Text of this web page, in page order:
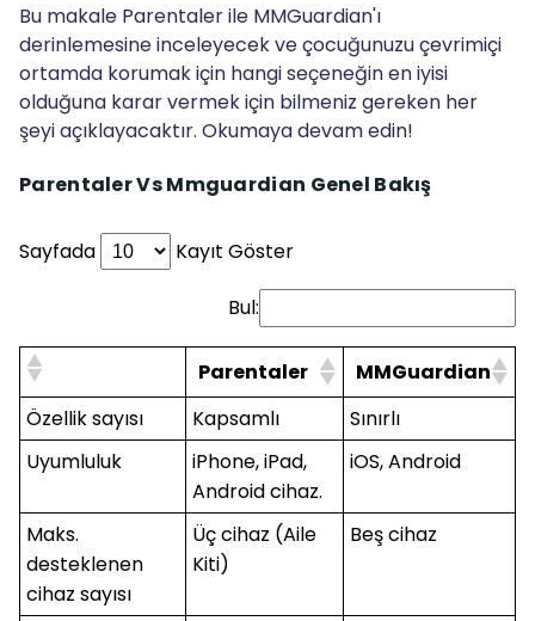
Bu makale Parentaler ile MMGuardian'ı
derinlemesine inceleyecek ve çocuğunuzu çevrimiçi
ortamda korumak için hangi seçeneğin en iyisi
olduğuna karar vermek için bilmeniz gereken her
şeyi açıklayacaktır. Okumaya devam edin!
Parentaler Vs Mmguardian Genel Bakış
Sayfada Kayıt Göster
Bul:
Parentaler
MMGuardian
Özellik sayısı
Kapsamlı
Sınırlı
Uyumluluk
iPhone, iPad,
Android cihaz.
iOS, Android
Maks.
desteklenen
cihaz sayısı
Üç cihaz (Aile
Kiti)
Beş cihaz